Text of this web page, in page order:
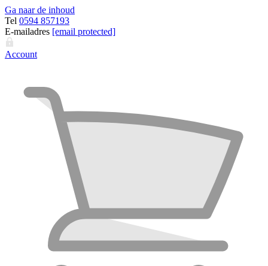
Ga naar de inhoud
Tel 0594 857193
E-mailadres [email protected]
Account